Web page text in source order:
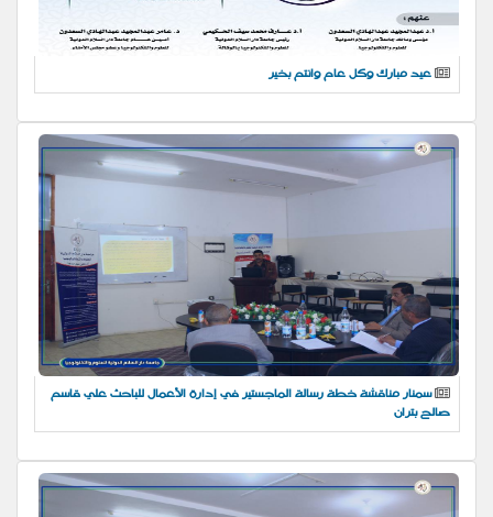
عيد مبارك وكل عام وانتم بخير
سمنار مناقشة خطة رسالة الماجستير في إدارة الأعمال للباحث علي قاسم
صالح بتران